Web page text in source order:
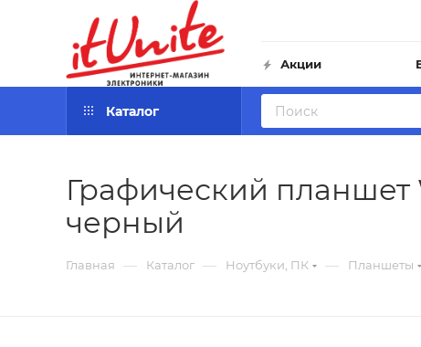
Акции
Каталог
Графический планшет
черный
Главная — Каталог — Ноутбуки, ПК — Планшеты